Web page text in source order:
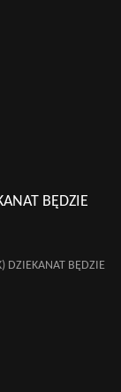
BĘDZIE
DZIEKANAT BĘDZIE